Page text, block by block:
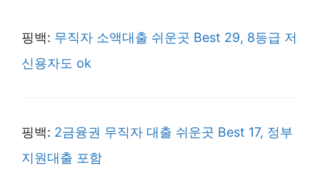
핑백: 무직자 소액대출 쉬운곳 Best 29, 8등급 저
신용자도 ok
핑백: 2금융권 무직자 대출 쉬운곳 Best 17, 정부
지원대출 포함